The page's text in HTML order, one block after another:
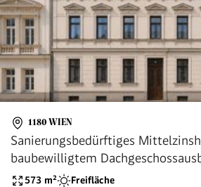
1180 WIEN
Sanierungsbedürftiges
baubewilligtem
Bestlage des 18. Bezirks
573 m² Freifläche